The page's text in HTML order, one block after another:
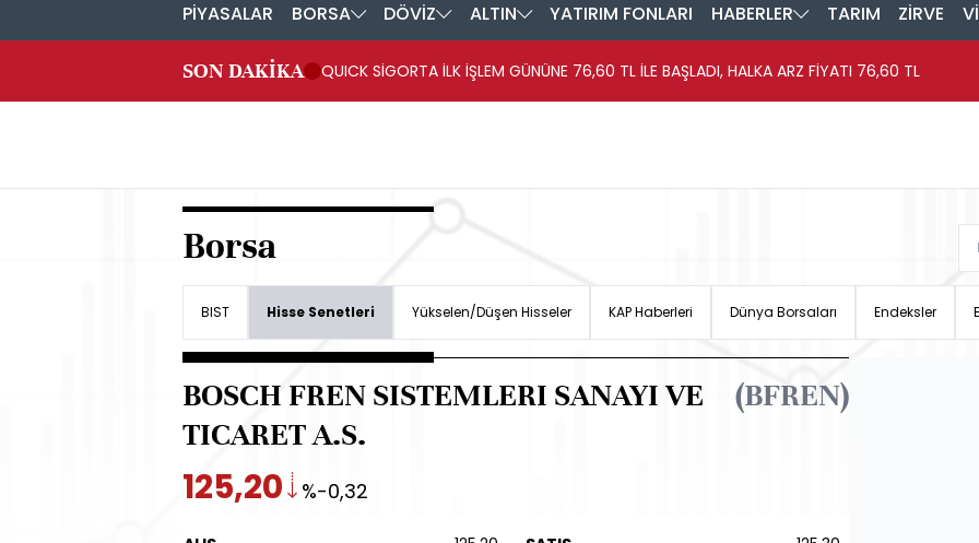
PİYASALAR BORSA DÖVİZ ALTIN YATIRIM FONLARI HABERLER TARIM ZİRVE
SON DAKİKA QUICK SİGORTA İLK İŞLEM GÜNÜNE 76,60 TL İLE BAŞLADI, HALKA ARZ FİYATI 76,60 TL
Borsa
BIST Hisse Senetleri Yükselen/Düşen Hisseler KAP Haberleri Dünya Borsaları Endeksler
BOSCH FREN SISTEMLERI SANAYI VE
TICARET A.S.
(BFREN)
125,20 %-0,32